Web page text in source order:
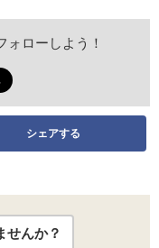
ォローしよう！
シェアする
せんか？